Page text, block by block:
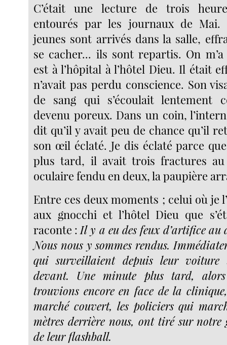
C’était une lecture de trois
entourés par les journaux de Mai.
jeunes sont arrivés dans la salle,
se cacher... ils sont repartis. On m’a
est à l’hôpital à l’hôtel Dieu. Il était
n’avait pas perdu conscience. Son
de sang qui s’écoulait lentement
devenu poreux. Dans un coin,
dit qu’il y avait peu de chance qu’il
son œil éclaté. Je dis éclaté parce
plus tard, il avait trois fractures au
oculaire fendu en deux, la paupière
Entre ces deux moments ; celui où je
aux gnocchi et l’hôtel Dieu que
raconte :Il y a eu des feux d’artifice au
Nous nous y sommes rendus.
qui surveillaient depuis leur voiture
devant. Une minute plus tard,
trouvions encore en face de la
marché couvert, les policiers qui
mètres derrière nous, ont tiré sur notre
de leur flashball.